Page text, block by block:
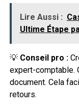
Lire Aussi :
Ultime Étape
💡 Conseil pro :
expert-comptable.
document. Cela
retours.